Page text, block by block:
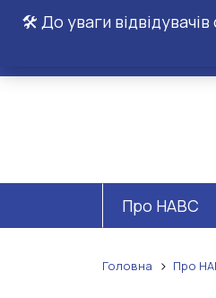
🛠️ До уваги
Про НАВС
Головна Про